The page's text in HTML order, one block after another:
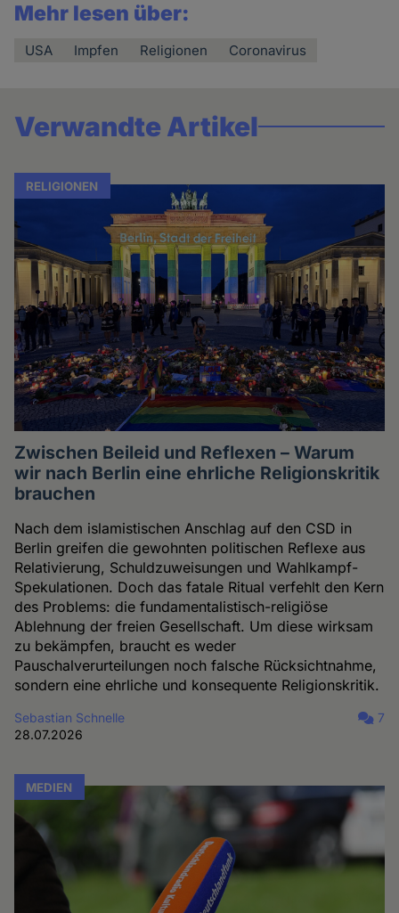
Mehr lesen über:
USA Impfen Religionen Coronavirus
Verwandte Artikel
RELIGIONEN
Zwischen Beileid und Reflexen – Warum
wir nach Berlin eine ehrliche Religionskritik
brauchen
Nach dem islamistischen Anschlag auf den CSD in
Berlin greifen die gewohnten politischen Reflexe aus
Relativierung, Schuldzuweisungen und Wahlkampf-
Spekulationen. Doch das fatale Ritual verfehlt den Kern
des Problems: die fundamentalistisch-religiöse
Ablehnung der freien Gesellschaft. Um diese wirksam
zu bekämpfen, braucht es weder
Pauschalverurteilungen noch falsche Rücksichtnahme,
sondern eine ehrliche und konsequente Religionskritik.
Sebastian Schnelle
28.07.2026
7
MEDIEN